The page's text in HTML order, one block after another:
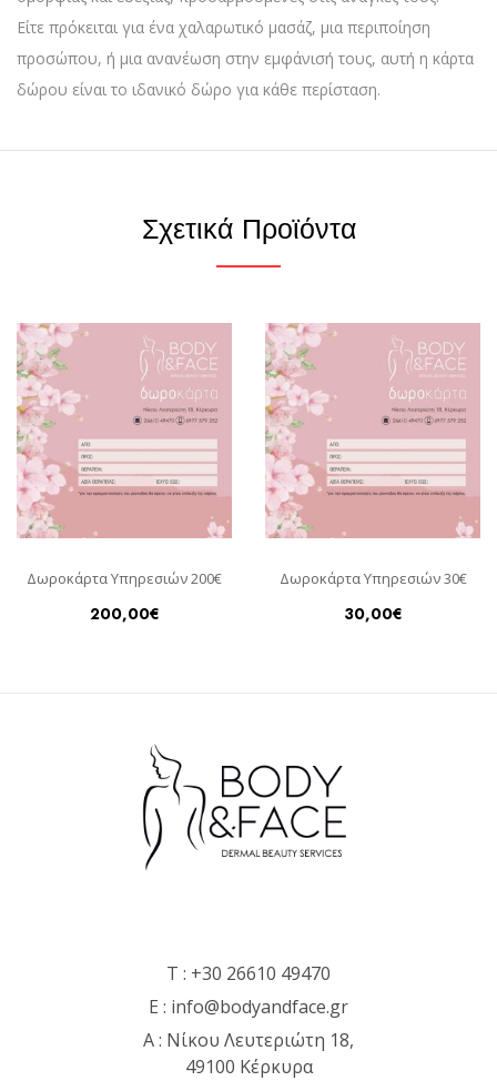
Είτε πρόκειται για ένα χαλαρωτικό μασάζ, μια περιποίηση
προσώπου, ή μια ανανέωση στην εμφάνισή τους, αυτή η κάρτα
δώρου είναι το ιδανικό δώρο για κάθε περίσταση.
Σχετικά Προϊόντα
Δωροκάρτα Υπηρεσιών 200€
200,00€
Δωροκάρτα Υπηρεσιών 30€
30,00€
T : +30 26610 49470
E : info@bodyandface.gr
Α : Νίκου Λευτεριώτη 18,
49100 Κέρκυρα